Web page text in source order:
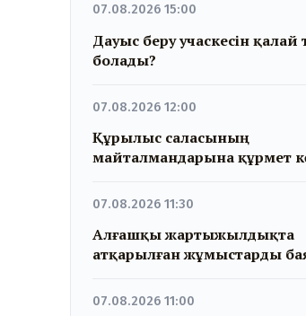
07.08.2026 15:00
Дауыс беру учаскесін қалай
болады?
07.08.2026 12:00
Құрылыс саласының
майталмандарына құрмет
07.08.2026 11:30
Алғашқы жартыжылдықта
атқарылған жұмыстарды
07.08.2026 11:00